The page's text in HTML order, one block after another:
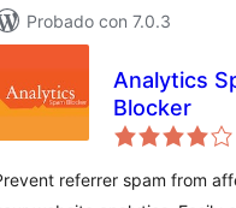
Probado con 7.0.3
Analytics
Blocker
referrer spam from